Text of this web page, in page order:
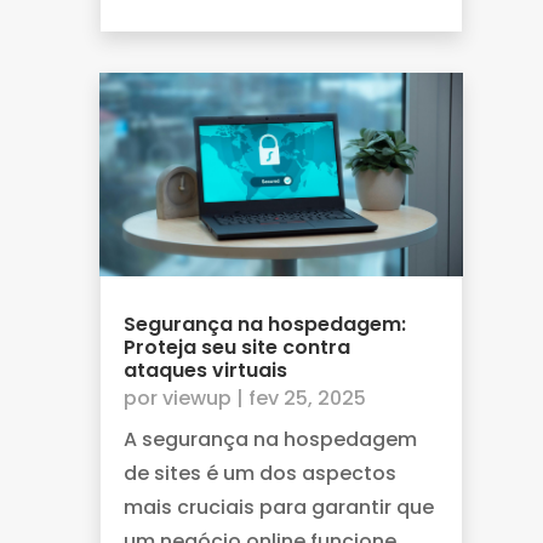
Segurança na hospedagem:
Proteja seu site contra
ataques virtuais
porviewup | fev 25, 2025
A segurança na hospedagem
de sites é um dos aspectos
mais cruciais para garantir que